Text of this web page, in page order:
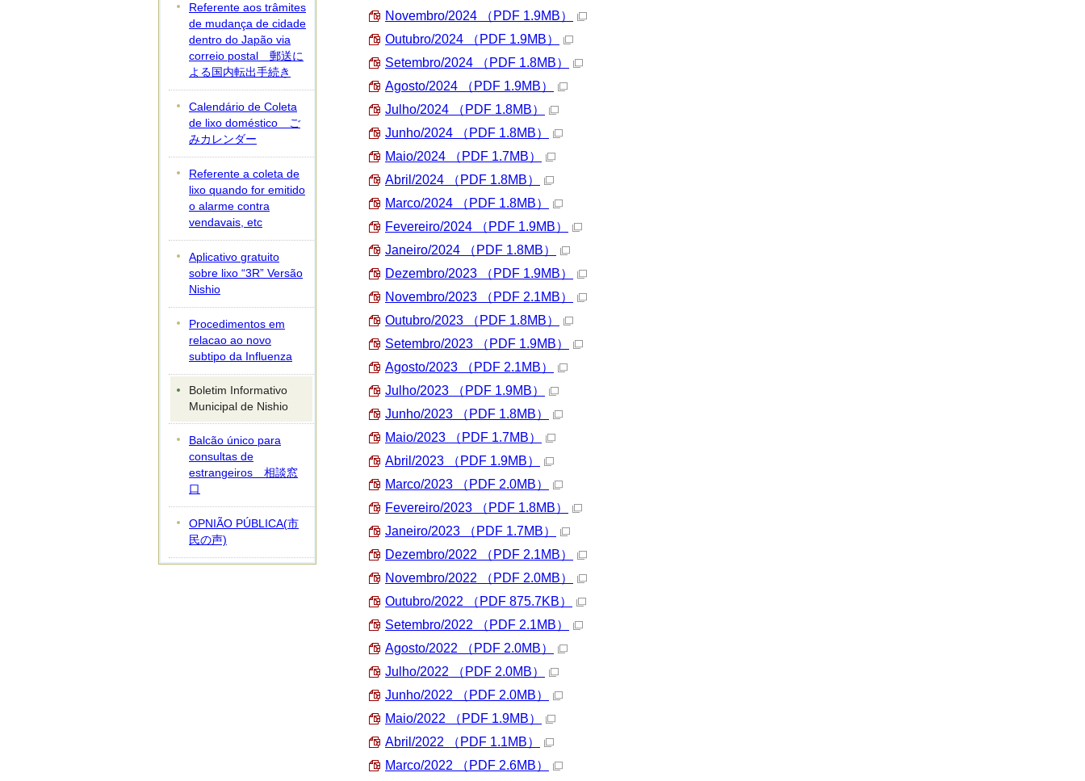
Novembro/2024 （PDF 1.9MB）
Outubro/2024 （PDF 1.9MB）
Setembro/2024 （PDF 1.8MB）
Agosto/2024 （PDF 1.9MB）
Julho/2024 （PDF 1.8MB）
Junho/2024 （PDF 1.8MB）
Maio/2024 （PDF 1.7MB）
Abril/2024 （PDF 1.8MB）
Marco/2024 （PDF 1.8MB）
Fevereiro/2024 （PDF 1.9MB）
Janeiro/2024 （PDF 1.8MB）
Dezembro/2023 （PDF 1.9MB）
Novembro/2023 （PDF 2.1MB）
Outubro/2023 （PDF 1.8MB）
Setembro/2023 （PDF 1.9MB）
Agosto/2023 （PDF 2.1MB）
Julho/2023 （PDF 1.9MB）
Junho/2023 （PDF 1.8MB）
Maio/2023 （PDF 1.7MB）
Abril/2023 （PDF 1.9MB）
Marco/2023 （PDF 2.0MB）
Fevereiro/2023 （PDF 1.8MB）
Janeiro/2023 （PDF 1.7MB）
Dezembro/2022 （PDF 2.1MB）
Novembro/2022 （PDF 2.0MB）
Outubro/2022 （PDF 875.7KB）
Setembro/2022 （PDF 2.1MB）
Agosto/2022 （PDF 2.0MB）
Julho/2022 （PDF 2.0MB）
Junho/2022 （PDF 2.0MB）
Maio/2022 （PDF 1.9MB）
Abril/2022 （PDF 1.1MB）
Marco/2022 （PDF 2.6MB）
Referente aos trâmites
de mudança de cidade
dentro do Japão via
correio postal
郵送に
よる国内転出手続き
Calendário de Coleta
de lixo doméstico ご
みカレンダー
Referente a coleta de
lixo quando for emitido
o alarme contra
vendavais, etc
Aplicativo gratuito
sobre lixo “3R” Versão
Nishio
Procedimentos em
relacao ao novo
subtipo da Influenza
Boletim Informativo
Municipal de Nishio
Balcão único para
consultas de
estrangeiros 相談窓
口
OPNIÃO PÚBLICA(市
民の声)